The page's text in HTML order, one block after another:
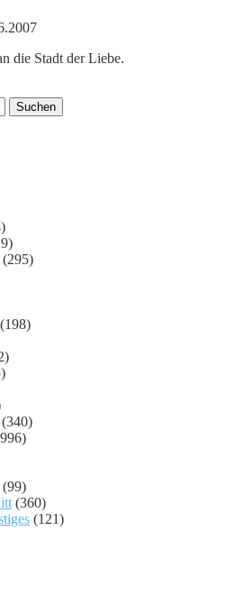
die Stadt der Liebe.
(295)
(198)
(340)
(99)
(360)
(121)